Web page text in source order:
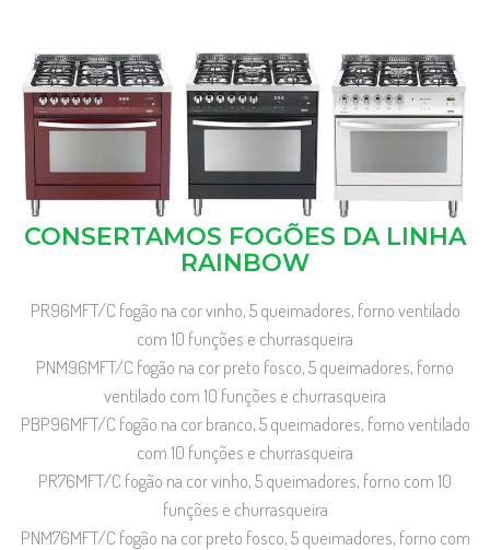
CONSERTAMOS FOGÕES DA LINHA
RAINBOW
PR96MFT/C fogão na cor vinho, 5 queimadores, forno ventilado
com 10 funções e churrasqueira
PNM96MFT/C fogão na cor preto fosco, 5 queimadores, forno
ventilado com 10 funções e churrasqueira
PBP96MFT/C fogão na cor branco, 5 queimadores, forno ventilado
com 10 funções e churrasqueira
PR76MFT/C fogão na cor vinho, 5 queimadores, forno com 10
funções e churrasqueira
PNM76MFT/C fogão na cor preto fosco, 5 queimadores, forno com